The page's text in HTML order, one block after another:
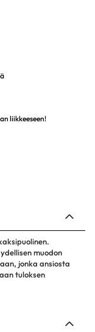
liikkeeseen!
muodon
jonka ansiosta
tuloksen